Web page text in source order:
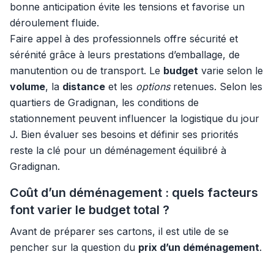
bonne anticipation évite les tensions et favorise un
déroulement fluide.
Faire appel à des professionnels offre sécurité et
sérénité grâce à leurs prestations d’emballage, de
manutention ou de transport. Le budget varie selon le
volume, la distance et les optionsretenues. Selon les
quartiers de Gradignan, les conditions de
stationnement peuvent influencer la logistique du jour
J. Bien évaluer ses besoins et définir ses priorités
reste la clé pour un déménagement équilibré à
Gradignan.
Coût d’un déménagement : quels facteurs
font varier le budget total ?
Avant de préparer ses cartons, il est utile de se
pencher sur la question du prix d’un déménagement.